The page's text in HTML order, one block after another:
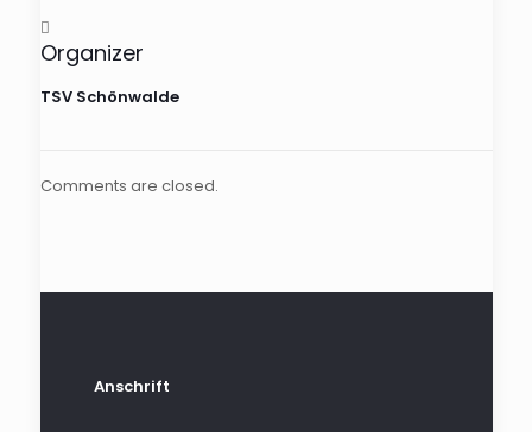
Organizer
TSV Schönwalde
Comments are closed.
Anschrift